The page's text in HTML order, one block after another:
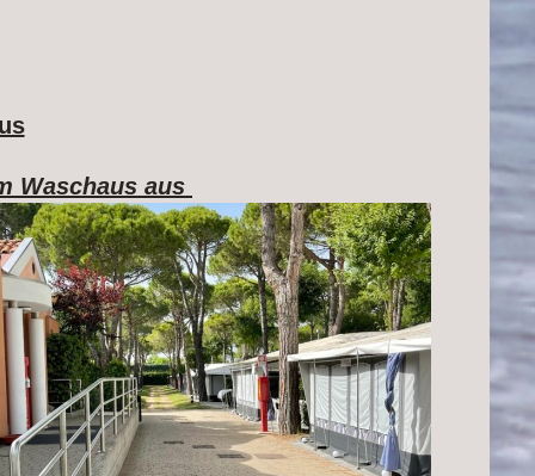
Waschaus aus